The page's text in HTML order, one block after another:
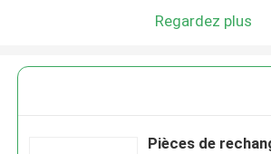
Regardez plus
Pièces de